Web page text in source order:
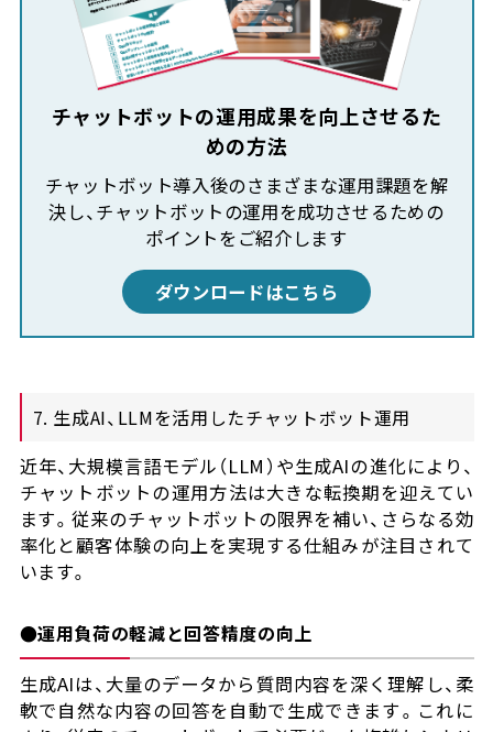
チャットボットの運用成果を向上させるた
めの方法
チャットボット導入後のさまざまな運用課題を解
決し、チャットボットの運用を成功させるための
ポイントをご紹介します
ダウンロードはこちら
7. 生成AI、LLMを活用したチャットボット運用
近年、大規模言語モデル（LLM）や生成AIの進化により、
チャットボットの運用方法は大きな転換期を迎えてい
ます。従来のチャットボットの限界を補い、さらなる効
率化と顧客体験の向上を実現する仕組みが注目されて
います。
●運用負荷の軽減と回答精度の向上
生成AIは、大量のデータから質問内容を深く理解し、柔
軟で自然な内容の回答を自動で生成できます。これに